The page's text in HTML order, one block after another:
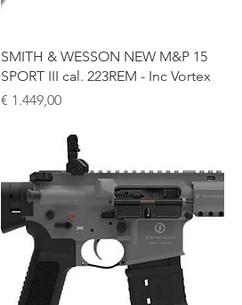
SMITH & WESSON NEW M&P 15
SPORT III cal. 223REM - Inc Vortex
Prijs
€ 1.449,00